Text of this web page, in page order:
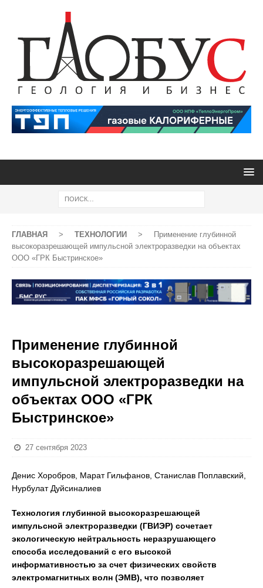
ГЛАВНАЯ > ТЕХНОЛОГИИ >
Применение глубинной
высокоразрешающей импульсной электроразведки на объектах
ООО «ГРК Быстринское»
Применение глубинной
высокоразрешающей
импульсной электроразведки на
объектах ООО «ГРК
Быстринское»
27 сентября 2023
Денис Хоробров, Марат Гильфанов, Станислав Поплавский,
Нурбулат Дуйсиналиев
Технология глубинной высокоразрешающей
импульсной электроразведки (ГВИЭР) сочетает
экологическую нейтральность неразрушающего
способа исследований с его высокой
информативностью за счет физических свойств
электромагнитных волн (ЭМВ), что позволяет